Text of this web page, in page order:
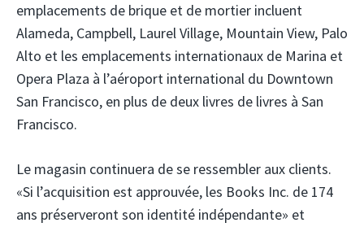
emplacements de brique et de mortier incluent
Alameda, Campbell, Laurel Village, Mountain View, Palo
Alto et les emplacements internationaux de Marina et
Opera Plaza à l’aéroport international du Downtown
San Francisco, en plus de deux livres de livres à San
Francisco.
Le magasin continuera de se ressembler aux clients.
«Si l’acquisition est approuvée, les Books Inc. de 174
ans préserveront son identité indépendante» et